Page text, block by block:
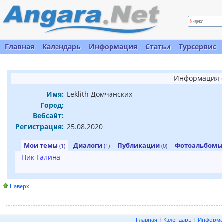
Главная Календарь Информация Статьи Турсервис
Информация
Имя: Leklith Домчанских
Город:
Вебсайт:
Регистрация: 25.08.2020
Мои темы (1) Диалоги (1) Публикации (0)
Пик Галина
Наверх
Главная | Календарь |